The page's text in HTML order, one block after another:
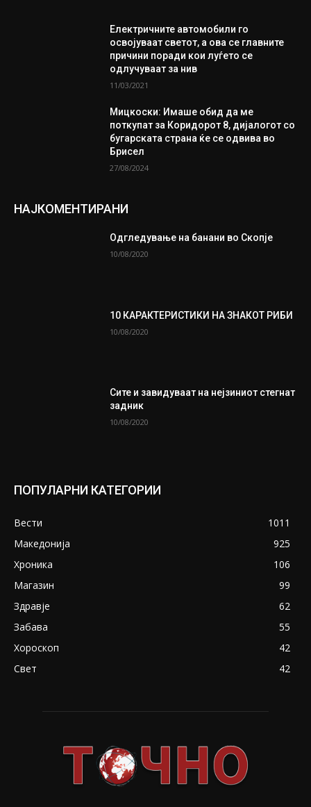
Електричните автомобили го
освојуваат светот, а ова се главните
причини поради кои луѓето се
одлучуваат за нив
11/03/2021
Мицкоски: Имаше обид да ме
поткупат за Коридорот 8, дијалогот со
бугарската страна ќе се одвива во
Брисел
27/08/2024
НАЈКОМЕНТИРАНИ
Одгледување на банани во Скопје
10/08/2020
10 КАРАКТЕРИСТИКИ НА ЗНАКОТ РИБИ
10/08/2020
Сите и завидуваат на нејзиниот стегнат
задник
10/08/2020
ПОПУЛАРНИ КАТЕГОРИИ
Вести
1011
Македонија
925
Хроника
106
Магазин
99
Здравје
62
Забава
55
Хороскоп
42
Свет
42